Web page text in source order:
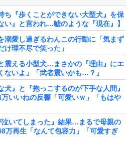
ち『歩くことができない大型犬』を保
』と言われ…嘘のような『現在』】
溺愛し過ぎるわんこの行動に「気まず
け理不尽で笑った」
震える小型犬…まさかの『理由』にエ
ないよ」「武者震いかも…？」
』と『抱っこするのが下手な人間』
いいねの反響「可愛いｗ」「もはや
いてしまった』結果…まるで母親の
万再生「なんて包容力」「可愛すぎ